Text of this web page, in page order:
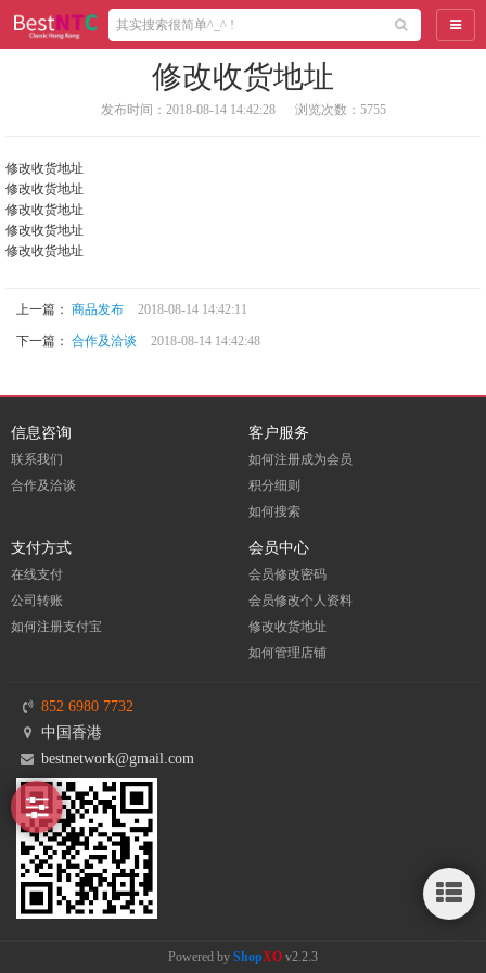
导航
修改收货地址
发布时间：2018-08-14 14:42:28 浏览次数：5755
修改收货地址
修改收货地址
修改收货地址
修改收货地址
修改收货地址
上一篇： 商品发布 2018-08-14 14:42:11
下一篇： 合作及洽谈 2018-08-14 14:42:48
侧
信息咨询
联系我们
合作及洽谈
客户服务
如何注册成为会员
积分细则
如何搜索
支付方式
在线支付
公司转账
如何注册支付宝
会员中心
会员修改密码
会员修改个人资料
修改收货地址
如何管理店铺
852 6980 7732
中国香港
bestnetwork@gmail.com
Powered by ShopXO v2.2.3